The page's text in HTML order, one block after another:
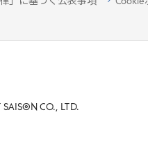
SAISON CO., LTD.